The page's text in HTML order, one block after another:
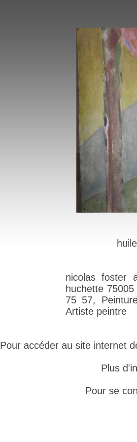
nicolas foster
huchette
75 57,
Artiste peintre
Pour accéder au site internet
Plus
Pour se